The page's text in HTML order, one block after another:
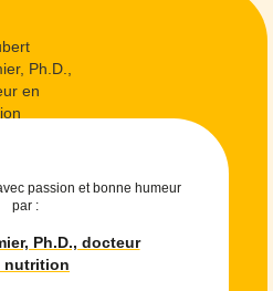
passion et bonne humeur
par :
Ph.D., docteur
nutrition